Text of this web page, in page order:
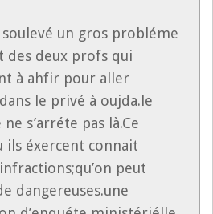
soulevé un gros probléme
des deux profs qui
à ahfir pour aller
le privé à oujda.le
s’arréte pas là.Ce
ils éxercent connait
peut
dangereuses.une